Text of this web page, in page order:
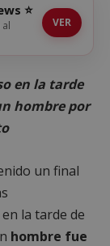
⭐
VER
en la tarde
hombre por
un final
la tarde de
hombre fue